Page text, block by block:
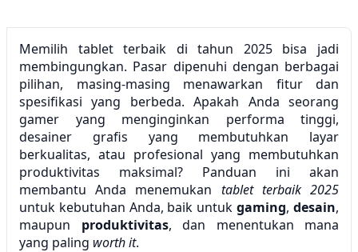
Memilih tablet terbaik di tahun 2025 bisa jadi
membingungkan. Pasar dipenuhi dengan berbagai
pilihan, masing-masing menawarkan fitur dan
spesifikasi yang berbeda. Apakah Anda seorang
gamer yang menginginkan performa tinggi,
desainer grafis yang membutuhkan layar
berkualitas, atau profesional yang membutuhkan
produktivitas maksimal? Panduan ini akan
membantu Anda menemukan tablet terbaik 2025
untuk kebutuhan Anda, baik untukgaming,desain,
maupun produktivitas, dan menentukan mana
yang paling worth it.